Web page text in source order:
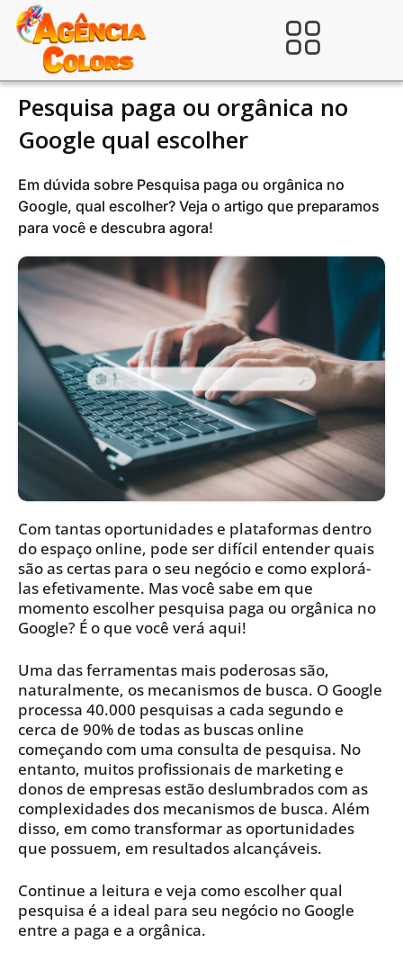
para
conteúdo
Verificada por
Pesquisa paga ou orgânica no
Google qual escolher
Em dúvida sobre Pesquisa paga ou orgânica no
Google, qual escolher? Veja o artigo que preparamos
para você e descubra agora!
Com tantas oportunidades e plataformas dentro
do espaço online, pode ser difícil entender quais
são as certas para o seu negócio e como explorá-
las efetivamente. Mas você sabe em que
momento escolher pesquisa paga ou orgânica no
Google? É o que você verá aqui!
Uma das ferramentas mais poderosas são,
naturalmente, os mecanismos de busca. O Google
processa 40.000 pesquisas a cada segundo e
cerca de 90% de todas as buscas online
começando com uma consulta de pesquisa. No
entanto, muitos profissionais de marketing e
donos de empresas estão deslumbrados com as
complexidades dos mecanismos de busca. Além
disso, em como transformar as oportunidades
que possuem, em resultados alcançáveis.
Continue a leitura e veja como escolher qual
pesquisa é a ideal para seu negócio no Google
entre a paga e a orgânica.